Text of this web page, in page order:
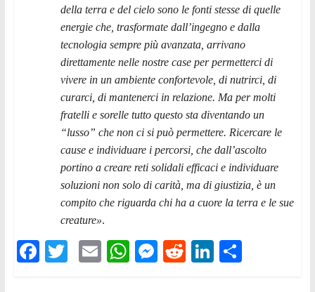
della terra e del cielo sono le fonti stesse di quelle
energie che, trasformate dall’ingegno e dalla
tecnologia sempre più avanzata, arrivano
direttamente nelle nostre case per permetterci di
vivere in un ambiente confortevole, di nutrirci, di
curarci, di mantenerci in relazione. Ma per molti
fratelli e sorelle tutto questo sta diventando un
“lusso” che non ci si può permettere. Ricercare le
cause e individuare i percorsi, che dall’ascolto
portino a creare reti solidali efficaci e individuare
soluzioni non solo di carità, ma di giustizia, è un
compito che riguarda chi ha a cuore la terra e le sue
creature».
F
ac
T
w
E
m
W
h
M
e
R
e
Li
n
C